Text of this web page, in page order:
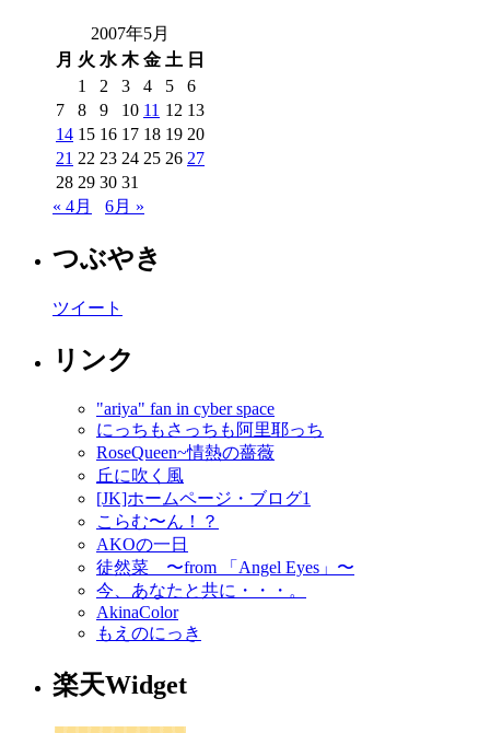
2007年5月
月 火 水 木 金 土 日
1
2 3 4 5
6
7
8 9 10 11 12 13
14 15 16 17 18 19 20
21 22 23 24 25 26 27
28 29 30 31
« 4月
6月 »
つぶやき
ツイート
リンク
"ariya" fan in cyber space
にっちもさっちも阿里耶っち
RoseQueen~情熱の薔薇
丘に吹く風
[JK]ホームページ・ブログ1
こらむ〜ん！？
AKOの一日
徒然菜 〜from 「Angel Eyes」〜
今、あなたと共に・・・。
AkinaColor
もえのにっき
楽天Widget